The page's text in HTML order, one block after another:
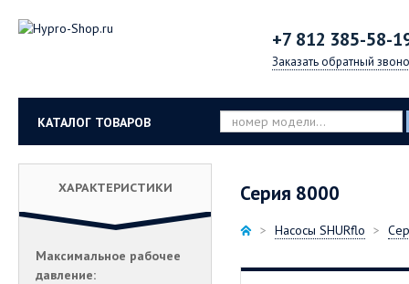
+7 812 385-58-
Заказать обратный
КАТАЛОГ ТОВАРОВ
ХАРАКТЕРИСТИКИ
Максимальное рабочее
давление:
Серия 8000
Насосы SHURflo